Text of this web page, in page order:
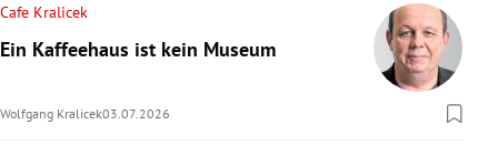
Cafe Kralicek
Ein Kaffeehaus ist kein Museum
Wolfgang Kralicek03.07.2026